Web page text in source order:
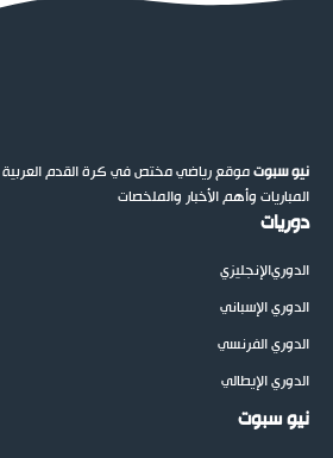
نيو سبوتموقع رياضي مختص في كرة القدم العربية
المباريات وأهم الأخبار والملخصات
دوريات
الدوريالإنجليزي
الدوري الإسباني
الدوري الفرنسي
الدوري الإيطالي
نيو سبوت